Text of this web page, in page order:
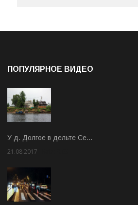
ПОПУЛЯРНОЕ ВИДЕО
У д. Долгое в дельте Се…
21.08.2017